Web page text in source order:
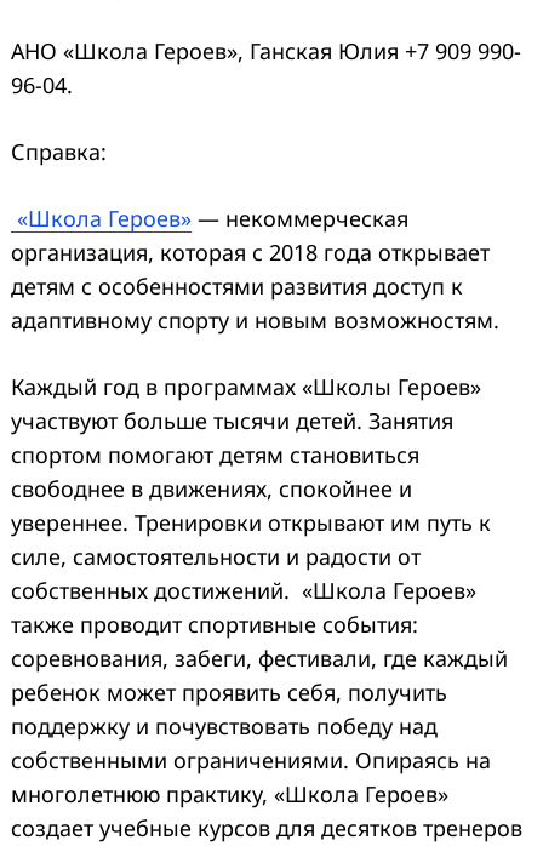
АНО «Школа Героев», Ганская Юлия +7 909 990-
96-04.
Справка:
«Школа Героев» — некоммерческая
организация, которая с 2018 года открывает
детям с особенностями развития доступ к
адаптивному спорту и новым возможностям.
Каждый год в программах «Школы Героев»
участвуют больше тысячи детей. Занятия
спортом помогают детям становиться
свободнее в движениях, спокойнее и
увереннее. Тренировки открывают им путь к
силе, самостоятельности и радости от
собственных достижений. «Школа Героев»
также проводит спортивные события:
соревнования, забеги, фестивали, где каждый
ребенок может проявить себя, получить
поддержку и почувствовать победу над
собственными ограничениями. Опираясь на
многолетнюю практику, «Школа Героев»
создает учебные курсов для десятков тренеров